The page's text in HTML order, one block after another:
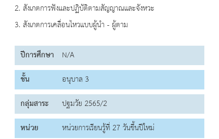
2. สังเกตการฟังและปฏิบัติตามสัญญาณและจังหวะ
3. สังเกตการเคลื่อนไหวแบบผู้นำ - ผู้ตาม
ปีการศึกษา N/A
ชั้น
อนุบาล 3
กลุ่มสาระ
ปฐมวัย 2565/2
หน่วย
หน่วยการเรียนรู้ที่ 27 วันขึ้นปีใหม่